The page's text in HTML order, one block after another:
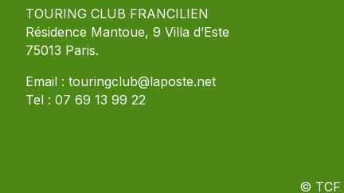
TOURING CLUB FRANCILIEN
Résidence Mantoue, 9 Villa d’Este
75013 Paris.
Email : touringclub@laposte.net
Tel : 07 69 13 99 22
© TCF